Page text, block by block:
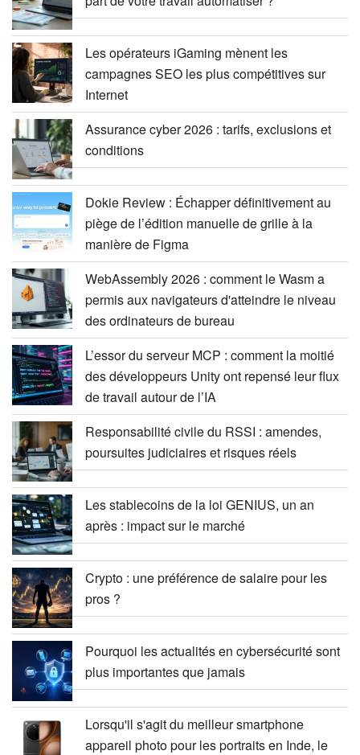
Les opérateurs iGaming mènent les
campagnes SEO les plus compétitives sur
Internet
Assurance cyber 2026 : tarifs, exclusions et
conditions
Dokie Review : Échapper définitivement au
piège de l’édition manuelle de grille à la
manière de Figma
WebAssembly 2026 : comment le Wasm a
permis aux navigateurs d'atteindre le niveau
des ordinateurs de bureau
L’essor du serveur MCP : comment la moitié
des développeurs Unity ont repensé leur flux
de travail autour de l’IA
Responsabilité civile du RSSI : amendes,
poursuites judiciaires et risques réels
Les stablecoins de la loi GENIUS, un an
après : impact sur le marché
Crypto : une préférence de salaire pour les
pros ?
Pourquoi les actualités en cybersécurité sont
plus importantes que jamais
Lorsqu'il s'agit du meilleur smartphone
appareil photo pour les portraits en Inde, le